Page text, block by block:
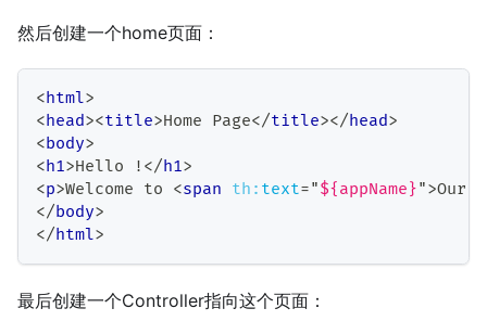
然后创建一个home页面：
<html>
<head><title>Home Page</title></head>
<body>
<h1>Hello ! </h1>
<p>Welcome to <span th: text="${appName}">Our
</body>
</html>
最后创建一个Controller指向这个页面：